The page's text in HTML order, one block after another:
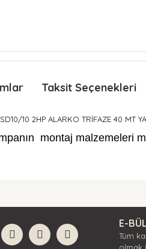
Taksit Seçenekleri
10 2HP ALARKO TRİFAZE 40 MT
montaj malzemeleri
bilgiler bulunuyor.
E-
Tüm
olmak